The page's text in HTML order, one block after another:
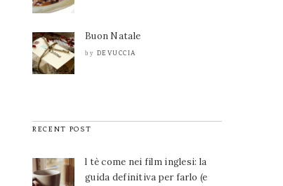
Buon Natale
by DEVUCCIA
RECENT POST
l tè come nei film inglesi: la
guida definitiva per farlo (e